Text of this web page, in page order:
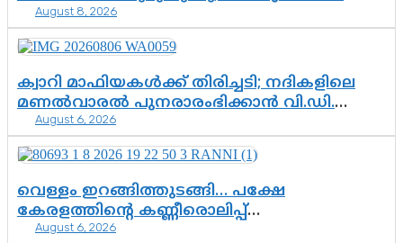
രംഗത്ത്. ഇനി ചോദ്യം ആയങ്കി എവിടെ
എന്നത് മാത്രം അല്ല—ആയങ്കി
കസ്റ്റഡിയിലായാൽ പുറത്തുവരുക
എന്തൊക്കെ വിവരങ്ങൾ?”
August 8, 2026
ക്വാറി മാഫിയകൾക്ക് തിരിച്ചടി; നദികളിലെ
മണൽവാരൽ പുനരാരംഭിക്കാൻ വി.ഡി.
സർക്കാർ തീരുമാനം
August 6, 2026
വെള്ളം ഇറങ്ങിത്തുടങ്ങി… പക്ഷേ
കേരളത്തിന്റെ കണ്ണീരൊലിപ്പ്
എന്നവസാനിക്കും?
August 6, 2026